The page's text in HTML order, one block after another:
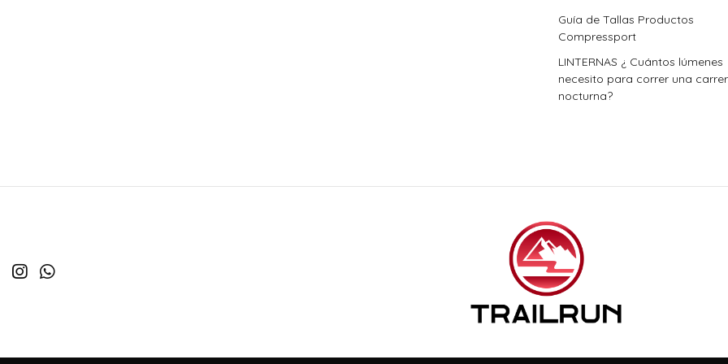
Guía de Tallas Productos
Compressport
LINTERNAS ¿ Cuántos lúmenes
necesito para correr una
nocturna?